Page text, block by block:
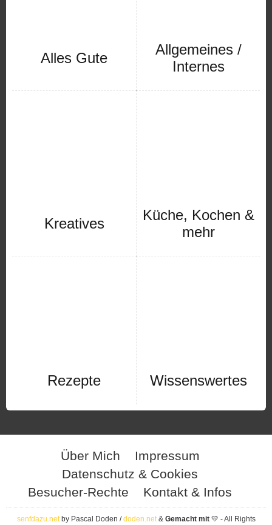
Alles Gute
Allgemeines /
Internes
Kreatives
Küche, Kochen &
mehr
Rezepte Wissenswertes
Über Mich
Impressum
Datenschutz & Cookies
Besucher-Rechte
Kontakt & Infos
senfdazu.netby Pascal Doden /doden.net& Gemacht mit 💛 - All Rights